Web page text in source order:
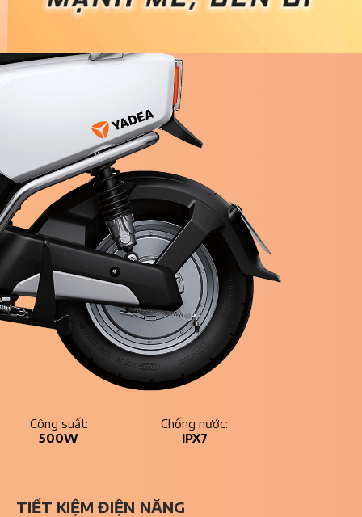
TIẾT KIỆM ĐIỆN NĂNG
Công suất:
500W
Chống nước:
IPX7